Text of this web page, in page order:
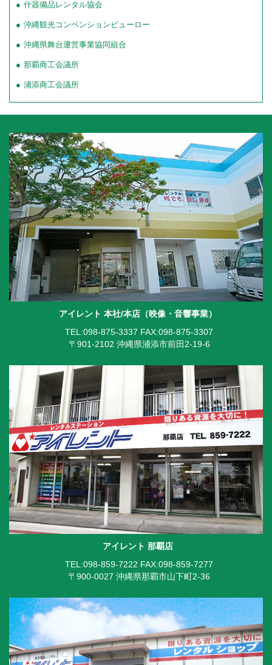
什器備品レンタル協会
沖縄観光コンベンションビューロー
沖縄県舞台運営事業協同組合
那覇商工会議所
浦添商工会議所
アイレント 本社/本店（映像・音響事業）
TEL:098-875-3337 FAX:098-875-3307
〒901-2102 沖縄県浦添市前田2-19-6
アイレント 那覇店
TEL:098-859-7222 FAX:098-859-7277
〒900-0027 沖縄県那覇市山下町2-36